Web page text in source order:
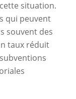
situation.
qui peuvent
souvent des
taux réduit